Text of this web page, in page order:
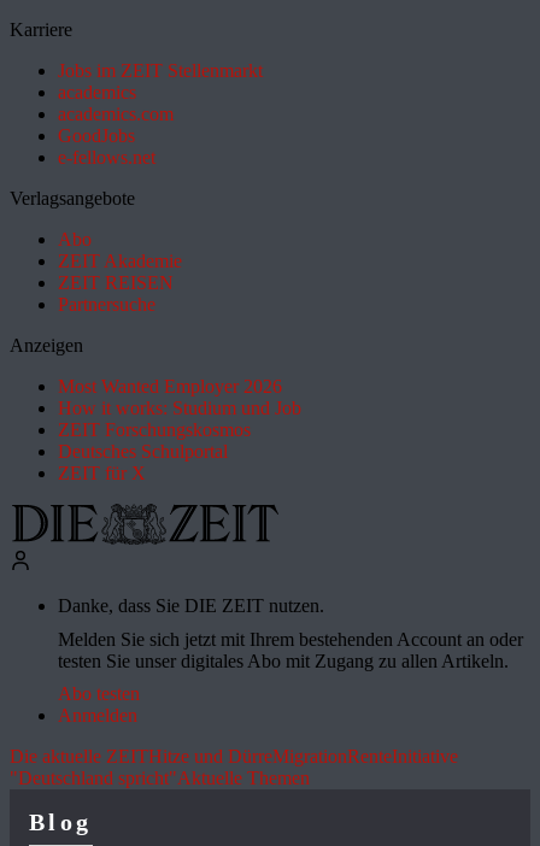
Karriere
Jobs im ZEIT Stellenmarkt
academics
academics.com
GoodJobs
e-fellows.net
Verlagsangebote
Abo
ZEIT Akademie
ZEIT REISEN
Partnersuche
Anzeigen
Most Wanted Employer 2026
How it works: Studium und Job
ZEIT Forschungskosmos
Deutsches Schulportal
ZEIT für X
Danke, dass Sie DIE ZEIT nutzen.
Melden Sie sich jetzt mit Ihrem bestehenden Account an oder
testen Sie unser digitales Abo mit Zugang zu allen Artikeln.
Abo testen
Anmelden
Die aktuelle ZEITHitze und DürreMigrationRenteInitiative
"Deutschland spricht"Aktuelle Themen
Blog